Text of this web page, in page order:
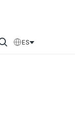
ES